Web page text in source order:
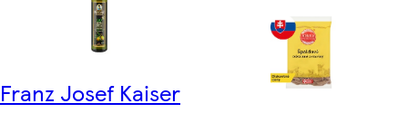
Franz Josef Kaiser